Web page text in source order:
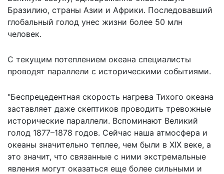
Бразилию, страны Азии и Африки. Последовавший
глобальный голод унес жизни более 50 млн
человек.
С текущим потеплением океана специалисты
проводят параллели с историческими событиями.
"Беспрецедентная скорость нагрева Тихого океана
заставляет даже скептиков проводить тревожные
исторические параллели. Вспоминают Великий
голод 1877–1878 годов. Сейчас наша атмосфера и
океаны значительно теплее, чем были в XIX веке, а
это значит, что связанные с ними экстремальные
явления могут оказаться еще более сильными и